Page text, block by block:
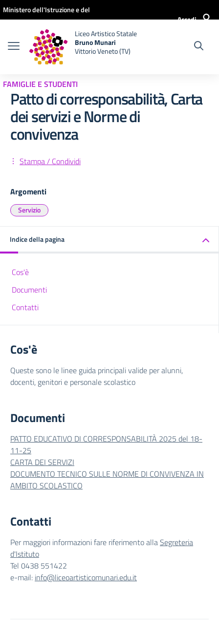
Vai ai contenuti
Vai al menu di navigazione
Vai al footer
Ministero dell'Istruzione e del
Accedi
Liceo Artistico Statale
Bruno Munari
Vittorio Veneto (TV)
FAMIGLIE E STUDENTI
Patto di corresponsabilità, Carta
dei servizi e Norme di
convivenza
Stampa / Condividi
Argomenti
Servizio
Indice della pagina
Cos'è
Documenti
Contatti
Cos'è
Queste sono le linee guida principali valide per alunni,
docenti, genitori e personale scolastico
Documenti
PATTO EDUCATIVO DI CORRESPONSABILITÀ 2025 del 18-
11-25
CARTA DEI SERVIZI
DOCUMENTO TECNICO SULLE NORME DI CONVIVENZA IN
AMBITO SCOLASTICO
Contatti
Per maggiori informazioni fare riferimento allaSegreteria
d'Istituto
Tel 0438 551422
e-mail: info@liceoartisticomunari.edu.it